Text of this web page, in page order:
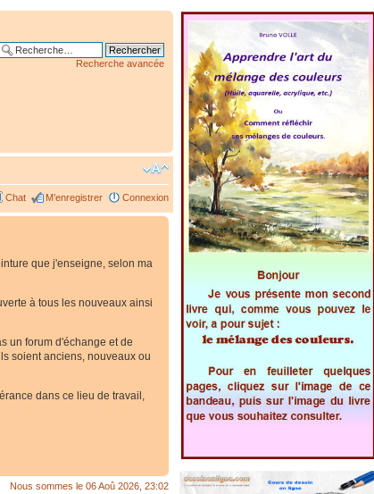
Recherche avancée
Chat M’enregistrer Connexion
que j'enseigne, selon ma
à tous les nouveaux ainsi
un forum d'échange et de
soient anciens, nouveaux ou
dans ce lieu de travail,
Nous sommes le 06 Aoû 2026, 23:02